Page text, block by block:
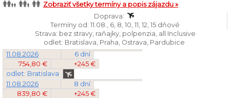
Zobraziť všetky termíny a popis zájazdu »
Doprava:
Termíny od: 11.08., 6, 8, 10, 11, 12, 15 dňové
Strava: bez stravy, raňajky, polpenzia, all Inclusive
odlet: Bratislava, Praha, Ostrava, Pardubice
11.08.2026
6 dní
754,80 €
+245 €
odlet: Bratislava
11.08.2026
8 dní
839,80 €
+245 €